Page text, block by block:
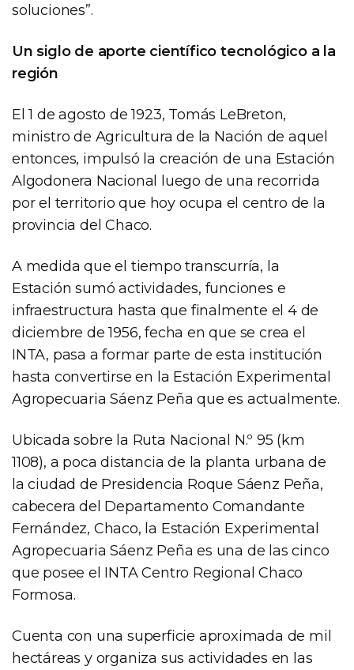
soluciones”.
Un siglo de aporte científico tecnológico a la
región
El 1 de agosto de 1923, Tomás LeBreton,
ministro de Agricultura de la Nación de aquel
entonces, impulsó la creación de una Estación
Algodonera Nacional luego de una recorrida
por el territorio que hoy ocupa el centro de la
provincia del Chaco.
A medida que el tiempo transcurría, la
Estación sumó actividades, funciones e
infraestructura hasta que finalmente el 4 de
diciembre de 1956, fecha en que se crea el
INTA, pasa a formar parte de esta institución
hasta convertirse en la Estación Experimental
Agropecuaria Sáenz Peña que es actualmente.
Ubicada sobre la Ruta Nacional N.º 95 (km
1108), a poca distancia de la planta urbana de
la ciudad de Presidencia Roque Sáenz Peña,
cabecera del Departamento Comandante
Fernández, Chaco, la Estación Experimental
Agropecuaria Sáenz Peña es una de las cinco
que posee el INTA Centro Regional Chaco
Formosa.
Cuenta con una superficie aproximada de mil
hectáreas y organiza sus actividades en las